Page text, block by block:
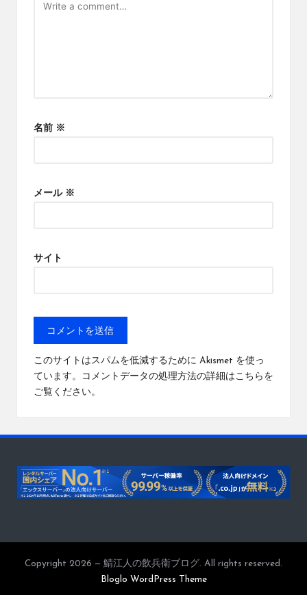
名前 ※
メール ※
サイト
このサイトはスパムを低減するために Akismet を使っ
ています。
コメントデータの処理方法の詳細はこちらを
ご覧ください。
Copyright 2026 — 鯖江人の飲兵衛ブログ. All rights reserved.
Bloglo WordPress Theme